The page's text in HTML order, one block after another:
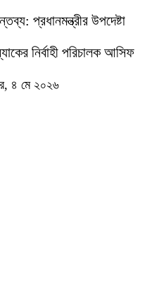
প্রধানমন্ত্রীর উপদেষ্টা
নির্বাহী পরিচালক আসিফ
৪ মে ২০২৬